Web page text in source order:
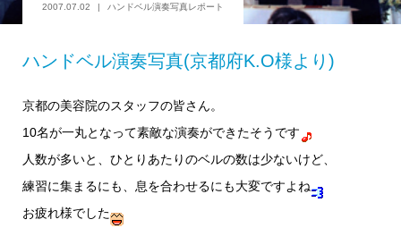
2007.07.02 ハンドベル演奏写真レポート
ハンドベル演奏写真(京都府K.O様より)
京都の美容院のスタッフの皆さん。
10名が一丸となって素敵な演奏ができたそうです
人数が多いと、ひとりあたりのベルの数は少ないけど、
練習に集まるにも、息を合わせるにも大変ですよね
お疲れ様でした